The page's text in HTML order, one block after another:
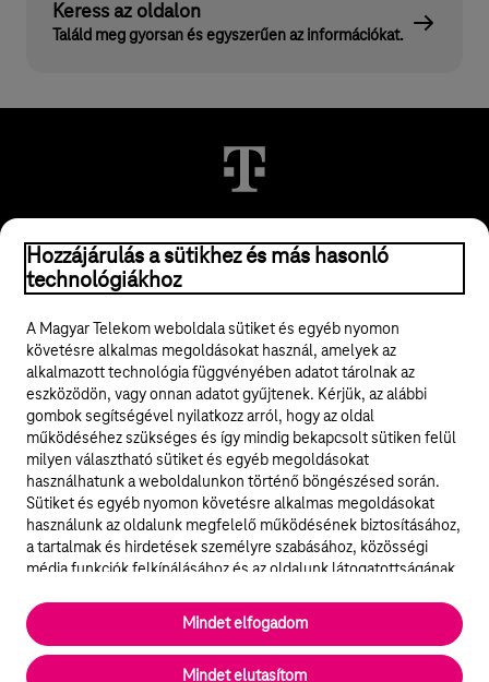
Keress az oldalon
Találd meg gyorsan és egyszerűen az információkat.
© 2026 Magyar Telekom Nyrt.
ÁSZF
Adatvédelem
Felhívások
Közösségi média
Cookie beállítások
English
Hozzájárulás a sütikhez és más hasonló
technológiákhoz
A Magyar Telekom weboldala sütiket és egyéb nyomon
követésre alkalmas megoldásokat használ, amelyek az
alkalmazott technológia függvényében adatot tárolnak az
eszközödön, vagy onnan adatot gyűjtenek. Kérjük, az alábbi
gombok segítségével nyilatkozz arról, hogy az oldal
működéséhez szükséges és így mindig bekapcsolt sütiken felül
milyen választható sütiket és egyéb megoldásokat
használhatunk a weboldalunkon történő böngészésed során.
Sütiket és egyéb nyomon követésre alkalmas megoldásokat
használunk az oldalunk megfelelő működésének biztosításához,
a tartalmak és hirdetések személyre szabásához, közösségi
média funkciók felkínálásához és az oldalunk látogatottságának
elengedhetetlenek a weboldal működéséhez és nem lehet
kikapcsolni őket a weboldal látogatása során rendszerünkből. A
statisztikai, vagy marketing célú sütik segítségével bizonyos
Mindet elutasítom
Mindet elfogadom